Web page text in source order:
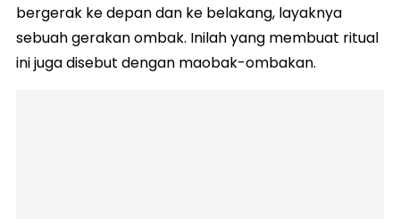
bergerak ke depan dan ke belakang, layaknya
sebuah gerakan ombak. Inilah yang membuat ritual
ini juga disebut dengan maobak-ombakan.